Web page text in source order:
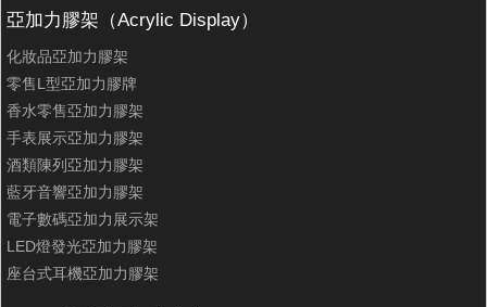
亞加力膠架（Acrylic Display）
化妝品亞加力膠架
零售L型亞加力膠牌
香水零售亞加力膠架
手表展示亞加力膠架
酒類陳列亞加力膠架
藍牙音響亞加力膠架
電子數碼亞加力展示架
LED燈發光亞加力膠架
座台式耳機亞加力膠架